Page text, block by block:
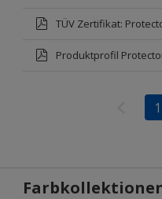
TÜV Zertifikat:
Produktprofil
1